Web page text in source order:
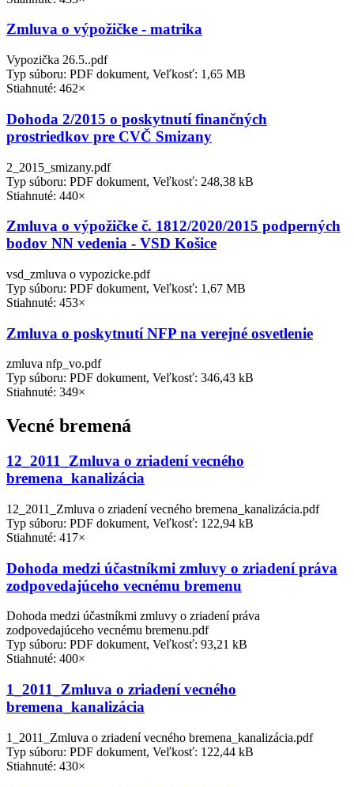
Zmluva o výpožičke - matrika
Vypozička 26.5..pdf
Typ súboru: PDF dokument, Veľkosť: 1,65 MB
Stiahnuté: 462×
Dohoda 2/2015 o poskytnutí finančných
prostriedkov pre CVČ Smizany
2_2015_smizany.pdf
Typ súboru: PDF dokument, Veľkosť: 248,38 kB
Stiahnuté: 440×
Zmluva o výpožičke č. 1812/2020/2015 podperných
bodov NN vedenia - VSD Košice
vsd_zmluva o vypozicke.pdf
Typ súboru: PDF dokument, Veľkosť: 1,67 MB
Stiahnuté: 453×
Zmluva o poskytnutí NFP na verejné osvetlenie
zmluva nfp_vo.pdf
Typ súboru: PDF dokument, Veľkosť: 346,43 kB
Stiahnuté: 349×
Vecné bremená
12_2011_Zmluva o zriadení vecného
bremena_kanalizácia
12_2011_Zmluva o zriadení vecného bremena_kanalizácia.pdf
Typ súboru: PDF dokument, Veľkosť: 122,94 kB
Stiahnuté: 417×
Dohoda medzi účastníkmi zmluvy o zriadení práva
zodpovedajúceho vecnému bremenu
Dohoda medzi účastníkmi zmluvy o zriadení práva
zodpovedajúceho vecnému bremenu.pdf
Typ súboru: PDF dokument, Veľkosť: 93,21 kB
Stiahnuté: 400×
1_2011_Zmluva o zriadení vecného
bremena_kanalizácia
1_2011_Zmluva o zriadení vecného bremena_kanalizácia.pdf
Typ súboru: PDF dokument, Veľkosť: 122,44 kB
Stiahnuté: 430×